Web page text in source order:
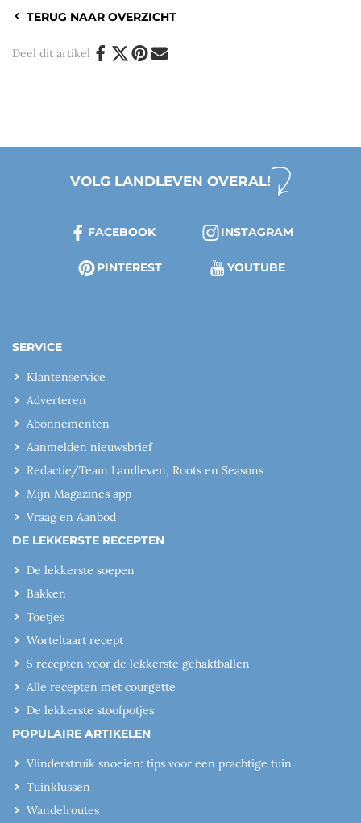
TERUG NAAR OVERZICHT
Deel dit artikel
VOLG LANDLEVEN OVERAL!
FACEBOOK INSTAGRAM
PINTEREST YOUTUBE
SERVICE
Klantenservice
Adverteren
Abonnementen
Aanmelden nieuwsbrief
Redactie/Team Landleven, Roots en Seasons
Mijn Magazines app
Vraag en Aanbod
DE LEKKERSTE RECEPTEN
De lekkerste soepen
Bakken
Toetjes
Worteltaart recept
5 recepten voor de lekkerste gehaktballen
Alle recepten met courgette
De lekkerste stoofpotjes
POPULAIRE ARTIKELEN
Vlinderstruik snoeien: tips voor een prachtige tuin
Tuinklussen
Wandelroutes